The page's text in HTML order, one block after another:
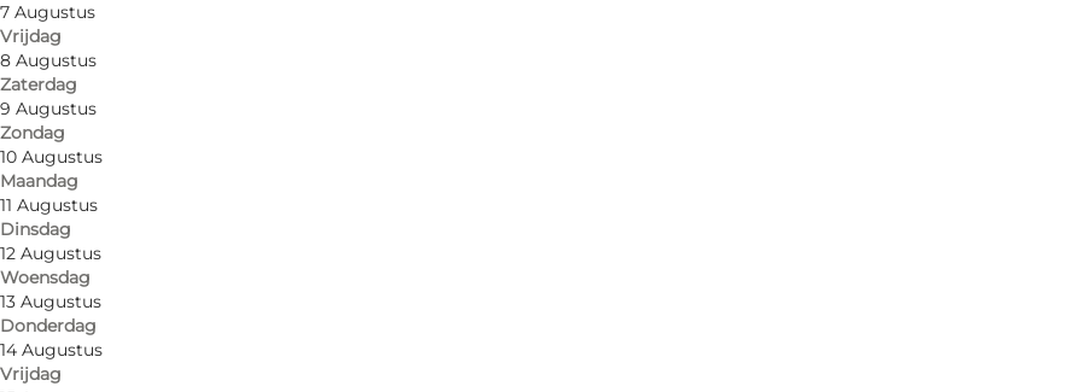
7 Augustus
Vrijdag
8 Augustus
Zaterdag
9 Augustus
Zondag
10 Augustus
Maandag
11 Augustus
Dinsdag
12 Augustus
Woensdag
13 Augustus
Donderdag
14 Augustus
Vrijdag